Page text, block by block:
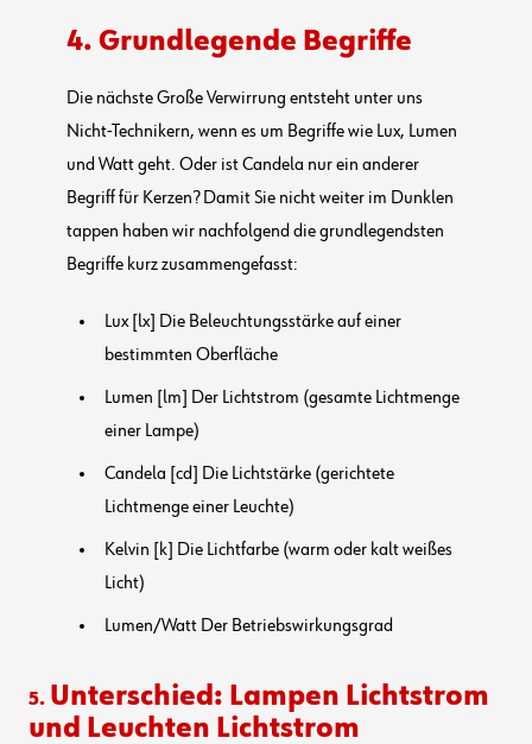
4. Grundlegende Begriffe
Die nächste Große Verwirrung entsteht unter uns
Nicht-Technikern, wenn es um Begriffe wie Lux, Lumen
und Watt geht. Oder ist Candela nur ein anderer
Begriff für Kerzen? Damit Sie nicht weiter im Dunklen
tappen haben wir nachfolgend die grundlegendsten
Begriffe kurz zusammengefasst:
Lux [lx] Die Beleuchtungsstärke auf einer
bestimmten Oberfläche
Lumen [lm] Der Lichtstrom (gesamte Lichtmenge
einer Lampe)
Candela [cd] Die Lichtstärke (gerichtete
Lichtmenge einer Leuchte)
Kelvin [k] Die Lichtfarbe (warm oder kalt weißes
Licht)
Lumen/Watt Der Betriebswirkungsgrad
5. Unterschied: Lampen Lichtstrom
und Leuchten Lichtstrom